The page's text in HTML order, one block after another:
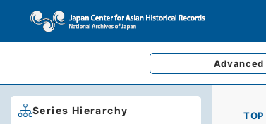
Advanced
TOP
Series Hierarchy